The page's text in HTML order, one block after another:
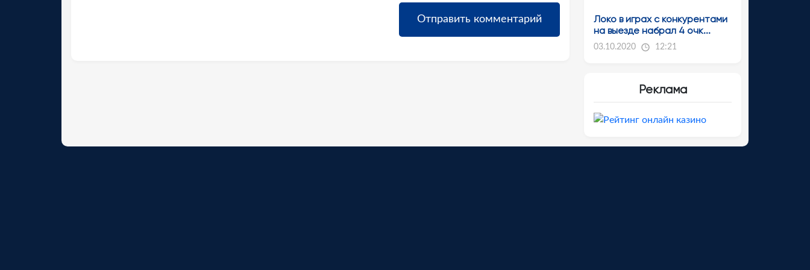
Локо в играх с конкурентами
на выезде набрал 4 очк...
03.10.2020 12:21
Реклама